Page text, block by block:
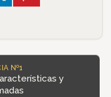
Nº1
y